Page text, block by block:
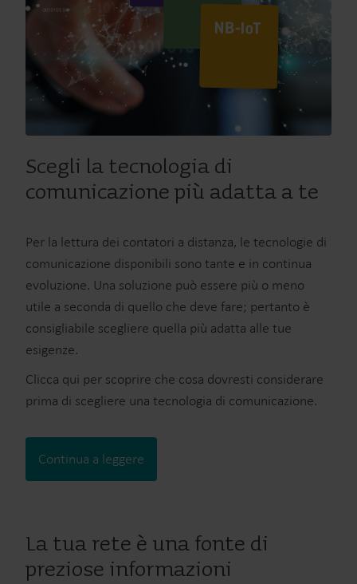
Scegli la tecnologia di
comunicazione più adatta a te
Per la lettura dei contatori a distanza, le tecnologie di
comunicazione disponibili sono tante e in continua
evoluzione. Una soluzione può essere più o meno
utile a seconda di quello che deve fare; pertanto è
consigliabile scegliere quella più adatta alle tue
esigenze.
Clicca qui per scoprire che cosa dovresti considerare
prima di scegliere una tecnologia di comunicazione.
Continua a leggere
La tua rete è una fonte di
preziose informazioni